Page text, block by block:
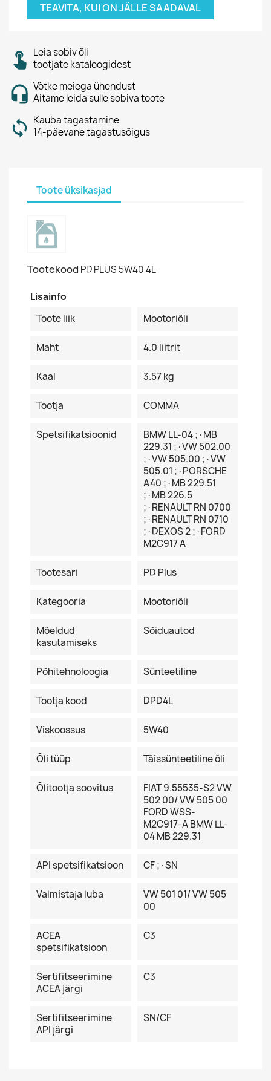
TEAVITA, KUI ON JÄLLE SAADAVAL
Leia sobiv õli
tootjate kataloogidest
Võtke meiega ühendust
Aitame leida sulle sobiva toote
Kauba tagastamine
14-päevane tagastusõigus
Toote üksikasjad
Tootekood PD PLUS 5W40 4L
Lisainfo
Toote liik
Mootoriõli
Maht 4.0 liitrit
Kaal 3.57 kg
Tootja COMMA
Spetsifikatsioonid
BMW LL-04 ;·MB
229.31 ;·VW 502.00
;·VW 505.00 ;·VW
505.01 ;·PORSCHE
A40 ;·MB 229.51
;·MB 226.5
;·RENAULT RN 0700
;·RENAULT RN 0710
;·DEXOS 2 ;·FORD
M2C917 A
Tootesari PD Plus
Kategooria Mootoriõli
Mõeldud
kasutamiseks
Sõiduautod
Põhitehnoloogia Sünteetiline
Tootja kood DPD4L
Viskoossus 5W40
Õli tüüp Täissünteetiline õli
Õlitootja soovitus
FIAT 9.55535-S2 VW
502 00/ VW 505 00
FORD WSS-
M2C917-A BMW LL-
04 MB 229.31
API spetsifikatsioon CF ;·SN
Valmistaja luba
VW 501 01/ VW 505
00
ACEA
spetsifikatsioon
C3
Sertifitseerimine
ACEA järgi
C3
Sertifitseerimine
API järgi
SN/CF